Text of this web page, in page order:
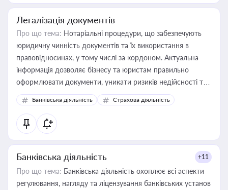
Легалізація документів
Про що тема: Нотаріальні процедури, що забезпечують
юридичну чинність документів та їх використання в
правовідносинах, у тому числі за кордоном. Актуальна
інформація дозволяє бізнесу та юристам правильно
оформлювати документи, уникати ризиків недійсності та
забезпечувати їх належне прийняття органами влади та
контрагентами
Банківська діяльність Страхова діяльність
Банківська діяльність +11
Про що тема: Банківська діяльність охоплює всі аспекти
регулювання, нагляду та ліцензування банківських установ